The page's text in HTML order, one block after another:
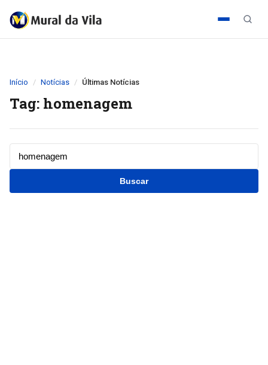
Início Notícias Últimas Notícias
Tag: homenagem
Buscar